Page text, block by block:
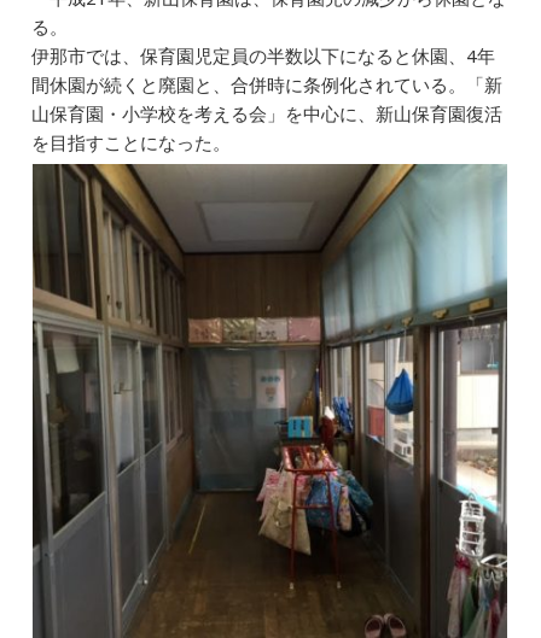
る。
伊那市では、保育園児定員の半数以下になると休園、4年
間休園が続くと廃園と、合併時に条例化されている。「新
山保育園・小学校を考える会」を中心に、新山保育園復活
を目指すことになった。